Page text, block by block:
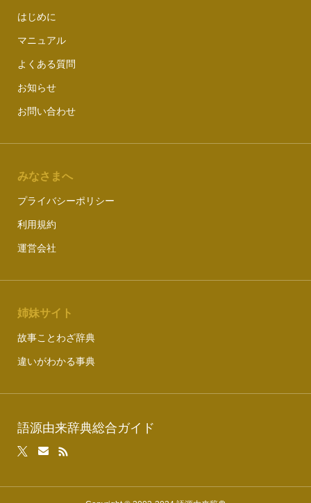
はじめに
マニュアル
よくある質問
お知らせ
お問い合わせ
みなさまへ
プライバシーポリシー
利用規約
運営会社
姉妹サイト
故事ことわざ辞典
違いがわかる事典
語源由来辞典総合ガイド